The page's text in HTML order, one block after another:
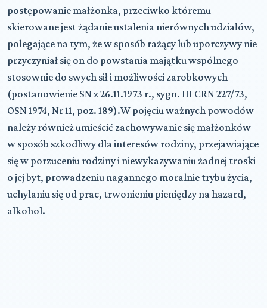
postępowanie małżonka, przeciwko któremu
skierowane jest żądanie ustalenia nierównych udziałów,
polegające na tym, że w sposób rażący lub uporczywy nie
przyczyniał się on do powstania majątku wspólnego
stosownie do swych sił i możliwości zarobkowych
(postanowienie SN z 26.11.1973 r., sygn. III CRN 227/73,
OSN 1974, Nr 11, poz. 189).W pojęciu ważnych powodów
należy również umieścić zachowywanie się małżonków
w sposób szkodliwy dla interesów rodziny, przejawiające
się w porzuceniu rodziny i niewykazywaniu żadnej troski
o jej byt, prowadzeniu nagannego moralnie trybu życia,
uchylaniu się od prac, trwonieniu pieniędzy na hazard,
alkohol.